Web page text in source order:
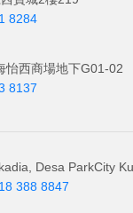
8284
怡西商場地下G01-02
8137
Desa ParkCity
388 8847